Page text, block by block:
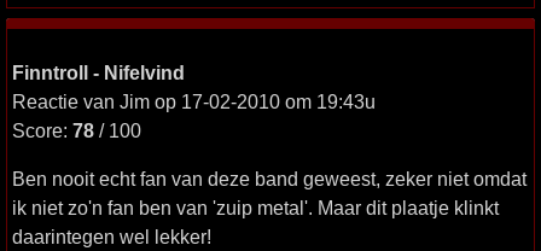
Finntroll - Nifelvind
Reactie van Jim op 17-02-2010 om 19:43u
Score: 78 / 100
Ben nooit echt fan van deze band geweest, zeker niet omdat
ik niet zo'n fan ben van 'zuip metal'. Maar dit plaatje klinkt
daarintegen wel lekker!